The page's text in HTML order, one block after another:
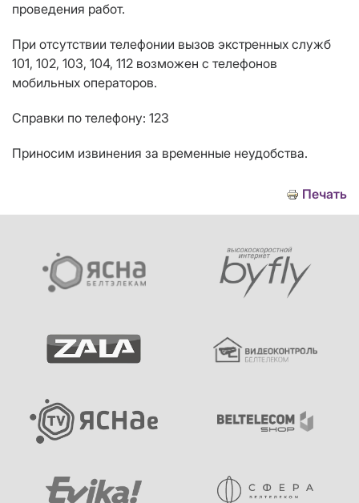
проведения работ.
При отсутствии телефонии вызов экстренных служб
101, 102, 103, 104, 112 возможен с телефонов
мобильных операторов.
Справки по телефону: 123
Приносим извинения за временные неудобства.
Печать